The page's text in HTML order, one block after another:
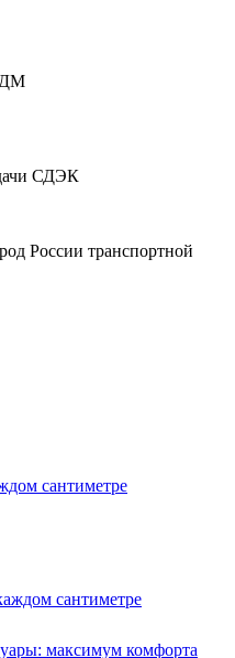
СДЭК
России транспортной
сантиметре